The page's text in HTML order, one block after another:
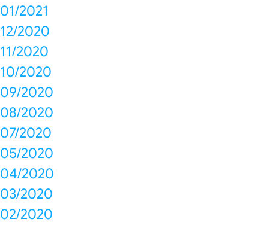
01/2021
12/2020
11/2020
10/2020
09/2020
08/2020
07/2020
05/2020
04/2020
03/2020
02/2020